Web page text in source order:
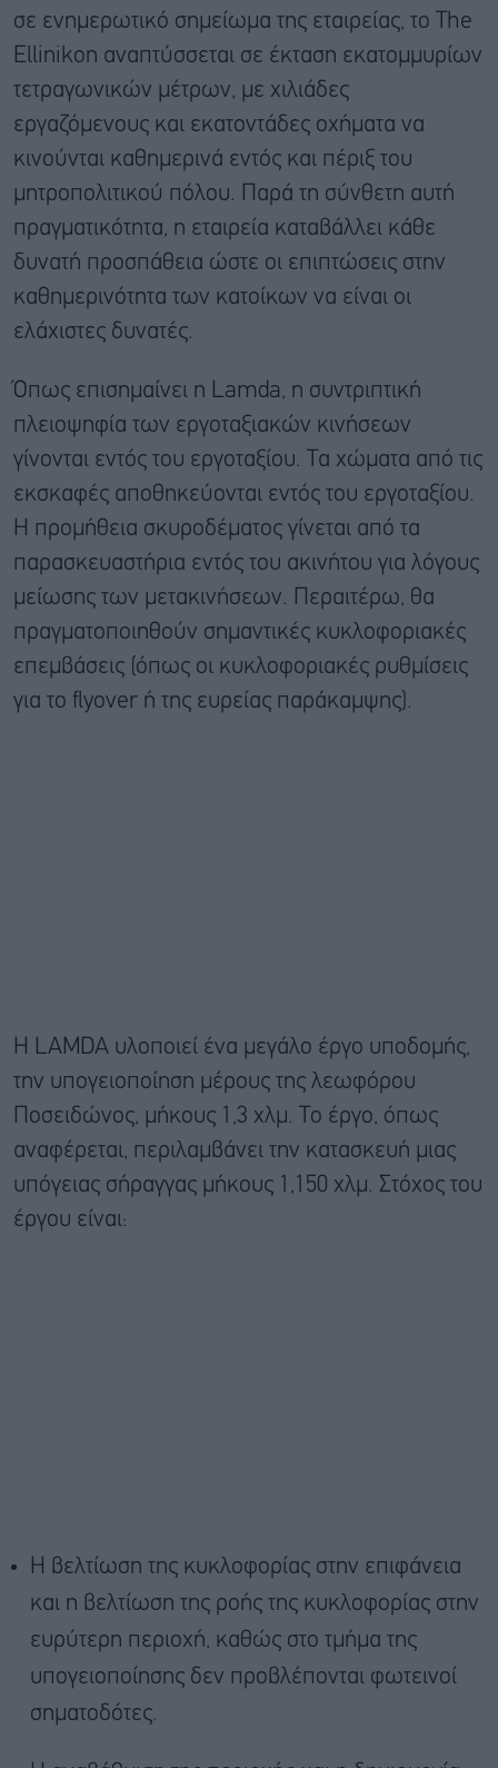
σε ενημερωτικό σημείωμα της εταιρείας, το The
Ellinikon αναπτύσσεται σε έκταση εκατομμυρίων
τετραγωνικών μέτρων, με χιλιάδες
εργαζόμενους και εκατοντάδες οχήματα να
κινούνται καθημερινά εντός και πέριξ του
μητροπολιτικού πόλου. Παρά τη σύνθετη αυτή
πραγματικότητα, η εταιρεία καταβάλλει κάθε
δυνατή προσπάθεια ώστε οι επιπτώσεις στην
καθημερινότητα των κατοίκων να είναι οι
ελάχιστες δυνατές.
Όπως επισημαίνει η Lamda, η συντριπτική
πλειοψηφία των εργοταξιακών κινήσεων
γίνονται εντός του εργοταξίου. Τα χώματα από τις
εκσκαφές αποθηκεύονται εντός του εργοταξίου.
Η προμήθεια σκυροδέματος γίνεται από τα
παρασκευαστήρια εντός του ακινήτου για λόγους
μείωσης των μετακινήσεων. Περαιτέρω, θα
πραγματοποιηθούν σημαντικές κυκλοφοριακές
επεμβάσεις (όπως οι κυκλοφοριακές ρυθμίσεις
για το flyover ή της ευρείας παράκαμψης).
Η LAMDA υλοποιεί ένα μεγάλο έργο υποδομής,
την υπογειοποίηση μέρους της λεωφόρου
Ποσειδώνος, μήκους 1,3 χλμ. Το έργο, όπως
αναφέρεται, περιλαμβάνει την κατασκευή μιας
υπόγειας σήραγγας μήκους 1,150 χλμ. Στόχος του
έργου είναι:
Η βελτίωση της κυκλοφορίας στην επιφάνεια
και η βελτίωση της ροής της κυκλοφορίας στην
ευρύτερη περιοχή, καθώς στο τμήμα της
υπογειοποίησης δεν προβλέπονται φωτεινοί
σηματοδότες.